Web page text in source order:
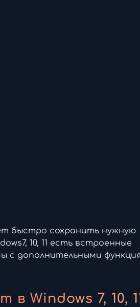
быстро сохранить нужную
10, 11 есть встроенные
с дополнительными
Windows 7, 10,